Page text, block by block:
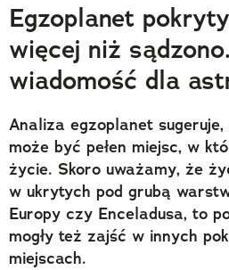
Trendbook Podróżniczy
Polecane
Egzoplanet
więcej niż
wiadomość dla
Analiza egzoplanet
może być pełen miejsc, w
życie. Skoro uważamy, że
w ukrytych pod grubą
Europy czy Enceladusa, to
mogły też zajść w innych
miejscach.